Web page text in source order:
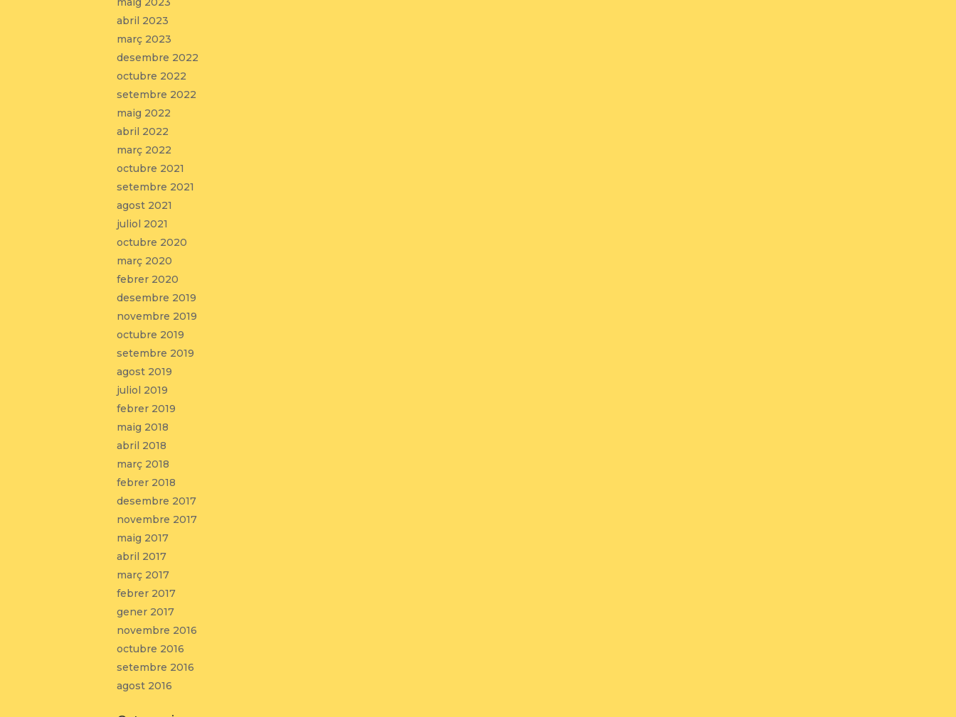
abril 2023
març 2023
desembre 2022
octubre 2022
setembre 2022
maig 2022
abril 2022
març 2022
octubre 2021
setembre 2021
agost 2021
juliol 2021
octubre 2020
març 2020
febrer 2020
desembre 2019
novembre 2019
octubre 2019
setembre 2019
agost 2019
juliol 2019
febrer 2019
maig 2018
abril 2018
març 2018
febrer 2018
desembre 2017
novembre 2017
maig 2017
abril 2017
març 2017
febrer 2017
gener 2017
novembre 2016
octubre 2016
setembre 2016
agost 2016